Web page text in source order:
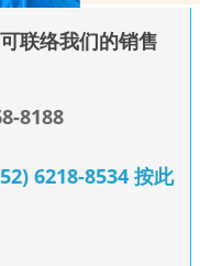
联络我们的销售
8188
6218-8534 按此